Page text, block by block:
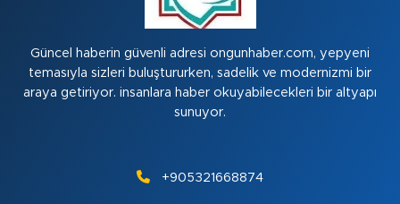
Güncel haberin güvenli adresi ongunhaber.com, yepyeni
temasıyla sizleri buluştururken, sadelik ve modernizmi bir
araya getiriyor. insanlara haber okuyabilecekleri bir altyapı
sunuyor.
+905321668874